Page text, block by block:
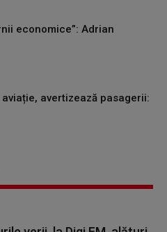
economice”: Adrian
avertizează pasagerii: